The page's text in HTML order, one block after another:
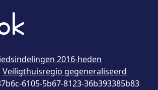
2016-heden
Veiligthuisregio gegeneraliseerd
6105-5b67-8123-36b393385b83